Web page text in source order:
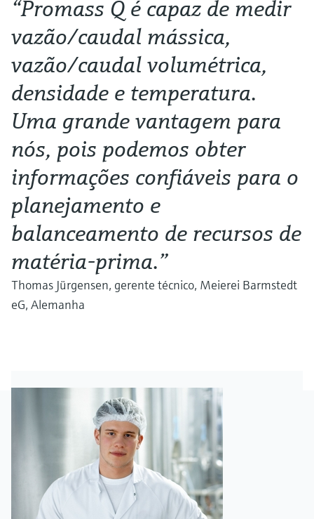
“Promass Q é capaz de medir
vazão/caudal mássica,
vazão/caudal volumétrica,
densidade e temperatura.
Uma grande vantagem para
nós, pois podemos obter
informações confiáveis para o
planejamento e
balanceamento de recursos de
matéria-prima.”
Thomas Jürgensen, gerente técnico, Meierei Barmstedt
eG, Alemanha